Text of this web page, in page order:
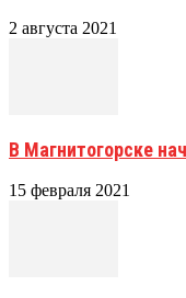
2 августа 2021
В Магнитогорске
15 февраля 2021